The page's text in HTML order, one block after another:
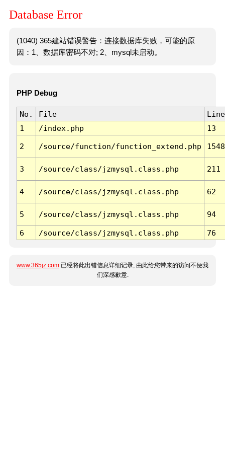
Database Error
(1040) 365建站错误警告：连接数据库失败，可能的原
因：1、数据库密码不对; 2、mysql未启动。
PHP Debug
No. File
Line
1
/index.php 13
2 /source/function/function_extend.php 1548
3 /source/class/jzmysql.class.php 211
4 /source/class/jzmysql.class.php 62
5 /source/class/jzmysql.class.php 94
6 /source/class/jzmysql.class.php 76
www.365jz.com 已经将此出错信息详细记录, 由此给您带来的访问不便我
们深感歉意.